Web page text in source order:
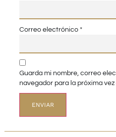
Correo electrónico *
Guarda mi nombre, correo
navegador para la próxima